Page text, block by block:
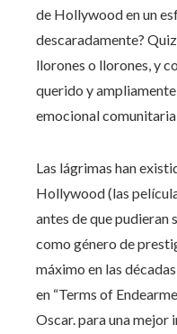
de Hollywood en un
descaradamente?
llorones o llorones, y
querido y
emocional
Las lágrimas han
Hollywood (las
antes de que pudieran
como género de
máximo en las
en “Terms of
Oscar. para una mejor